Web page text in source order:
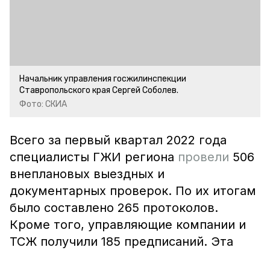
Начальник управления госжилинспекции
Ставропольского края Сергей Соболев.
Фото: СКИА
Всего за первый квартал 2022 года
специалисты ГЖИ региона провели 506
внеплановых выездных и
документарных проверок. По их итогам
было составлено 265 протоколов.
Кроме того, управляющие компании и
ТСЖ получили 185 предписаний. Эта